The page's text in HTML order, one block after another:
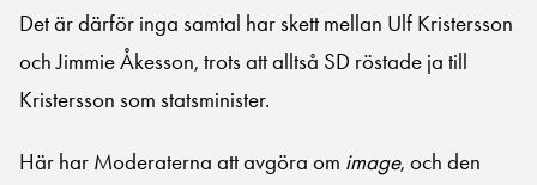
Det är därför inga samtal har skett mellan Ulf Kristersson
och Jimmie Åkesson, trots att alltså SD röstade ja till
Kristersson som statsminister.
Här har Moderaterna att avgöra om image, och den